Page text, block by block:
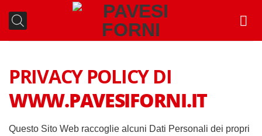
PRIVACY POLICY DI
WWW.PAVESIFORNI.IT
Questo Sito Web raccoglie alcuni Dati Personali dei propri